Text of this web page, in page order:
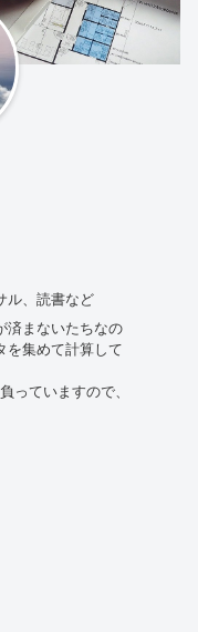
ル、読書など
済まないたちなの
を集めて計算して
っていますので、